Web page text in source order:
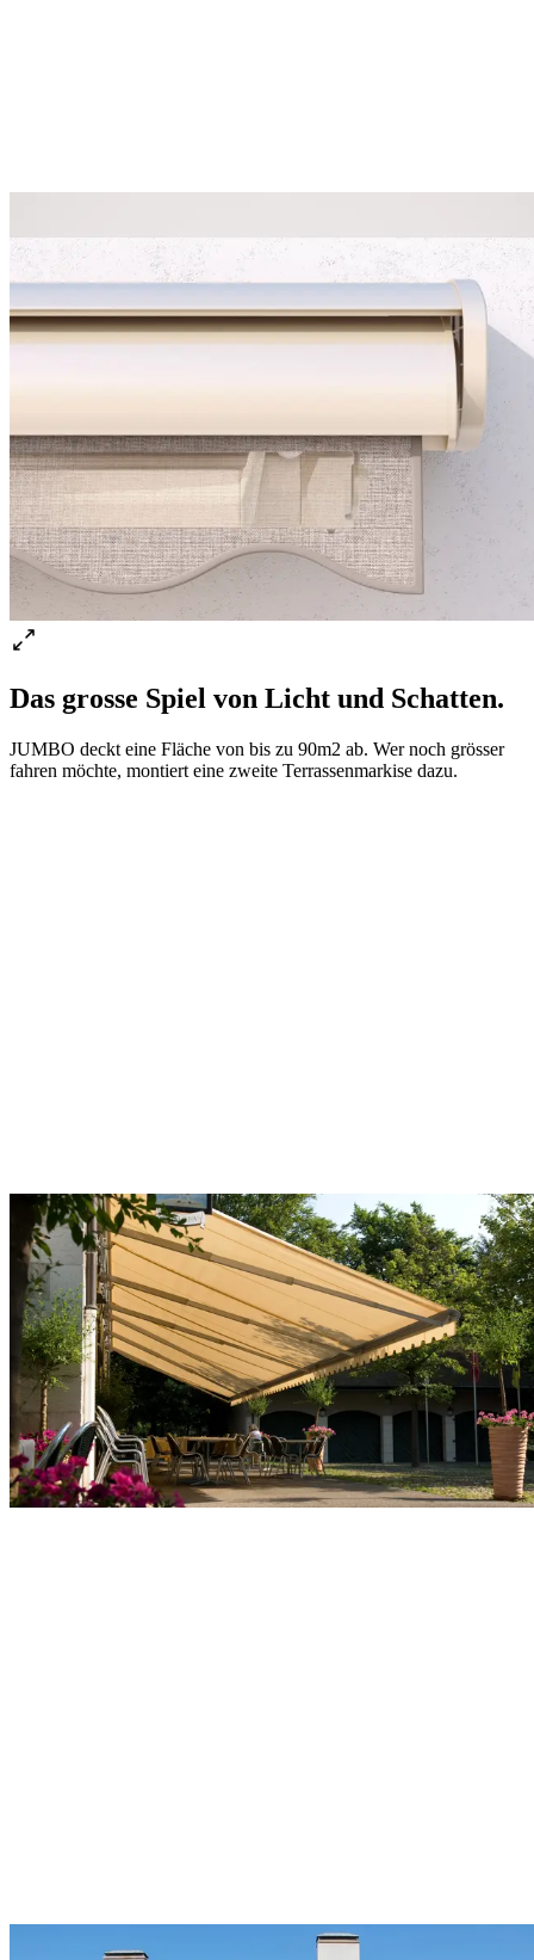
Das grosse Spiel von Licht und Schatten.
JUMBO deckt eine Fläche von bis zu 90m2 ab. Wer noch grösser
fahren möchte, montiert eine zweite Terrassenmarkise dazu.